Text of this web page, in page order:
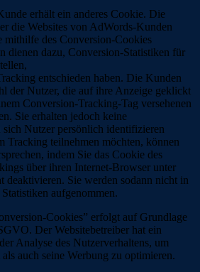
erhält ein anderes Cookie. Die
die Websites von AdWords-Kunden
mithilfe des Conversion-Cookies
dienen dazu, Conversion-Statistiken für
entschieden haben. Die Kunden
der Nutzer, die auf ihre Anzeige geklickt
Conversion-Tracking-Tag versehenen
Sie erhalten jedoch keine
Nutzer persönlich identifizieren
Tracking teilnehmen möchten, können
indem Sie das Cookie des
über ihren Internet-Browser unter
deaktivieren. Sie werden sodann nicht in
aufgenommen.
Cookies” erfolgt auf Grundlage
Der Websitebetreiber hat ein
Analyse des Nutzerverhaltens, um
auch seine Werbung zu optimieren.